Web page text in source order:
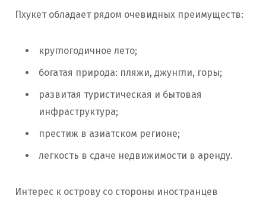
Пхукет обладает рядом очевидных преимуществ:
круглогодичное лето;
богатая природа: пляжи, джунгли, горы;
развитая туристическая и бытовая
инфраструктура;
престиж в азиатском регионе;
легкость в сдаче недвижимости в аренду.
Интерес к острову со стороны иностранцев